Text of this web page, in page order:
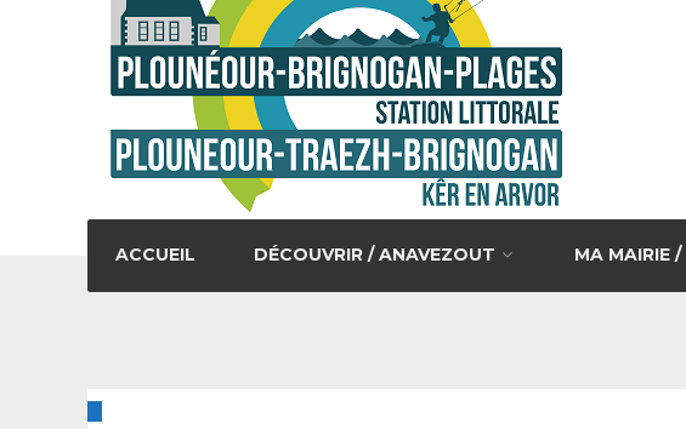
ACCUEIL DÉCOUVRIR / ANAVEZOUT MA MAIRIE